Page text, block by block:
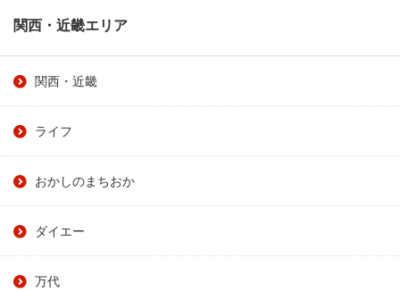
関西・近畿エリア
関西・近畿
ライフ
おかしのまちおか
ダイエー
万代